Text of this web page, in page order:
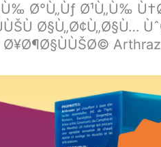
Ø°Ù„Ùƒ Ø¹Ù„Ù‰
Ø§Ù„Ø¢Ù„Ø§Ù…